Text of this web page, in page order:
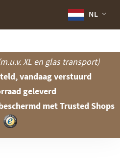
NL
XL en glas transport)
vandaag verstuurd
geleverd
met Trusted Shops